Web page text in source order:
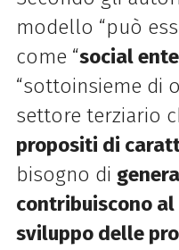
modello “può
come “social
“sottoinsieme di
settore terziario
propositi di
bisogno di
contribuiscono al
sviluppo delle